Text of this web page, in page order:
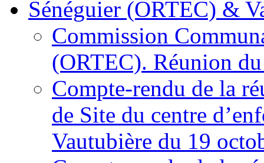
Sénéguier (ORTEC) &
Commission
(ORTEC). Réunion
Compte-rendu de la
de Site du centre
Vautubière du 19